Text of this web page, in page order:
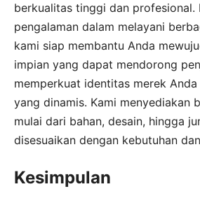
berkualitas tinggi dan profesional.
pengalaman dalam melayani
kami siap membantu Anda
impian yang dapat mendorong
memperkuat identitas merek
yang dinamis. Kami menyediakan
mulai dari bahan, desain, hingga
disesuaikan dengan kebutuhan
Kesimpulan